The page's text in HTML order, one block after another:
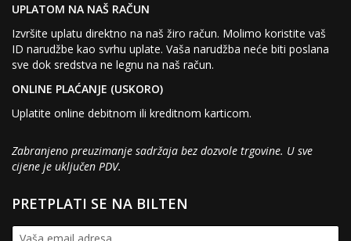
UPLATOM NA NAŠ RAČUN
Izvršite uplatu direktno na naš žiro račun. Molimo koristite vaš
ID narudžbe kao svrhu uplate. Vaša narudžba neće biti poslana
sve dok sredstva ne legnu na naš račun.
ONLINE PLAĆANJE (USKORO)
Uplatite online debitnom ili kreditnom karticom.
Zabranjeno preuzimanje sadržaja bez dozvole trgovine. U sve
cijene je uključen PDV.
PRETPLATI SE NA BILTEN